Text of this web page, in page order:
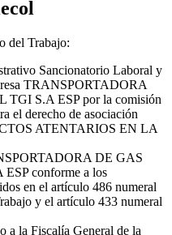
del Trabajo:
Sancionatorio Laboral y
TRANSPORTADORA
S.A ESP por la comisión
el derecho de asociación
ATENTARIOS EN LA
DE GAS
conforme a los
en el artículo 486 numeral
y el artículo 433 numeral
a la Fiscalía General de la